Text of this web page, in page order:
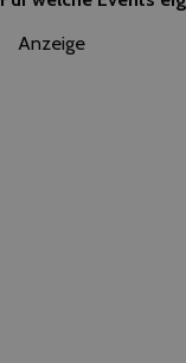
Anzeige